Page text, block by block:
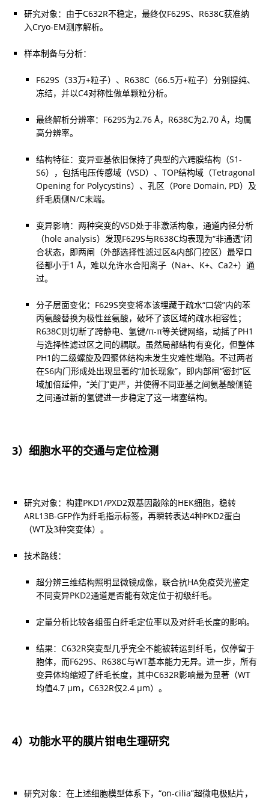
研究对象：由于C632R不稳定，最终仅F629S、R638C获准纳
入Cryo-EM测序解析。
F629S（33万+粒子）、R638C（66.5万+粒子）分别提纯、
冻结，并以C4对称性做单颗粒分析。
最终解析分辨率：F629S为2.76 Å，R638C为2.70 Å，均属
高分辨率。
结构特征：变异亚基依旧保持了典型的六跨膜结构（S1-
S6），包括电压传感域（VSD）、TOP结构域（Tetragonal
Opening for Polycystins）、孔区（Pore Domain, PD）及
纤毛质侧N/C末端。
变异影响：两种突变的VSD处于非激活构象，通道内径分析
（hole analysis）发现F629S与R638C均表现为“非通透”闭
合状态，即两闸（外部选择性滤过区&内部门控区）最窄口
径都小于1 Å，难以允许水合阳离子（Na+、K+、Ca2+）通
过。
分子层面变化：F629S突变将本该埋藏于疏水“口袋”内的苯
丙氨酸替换为极性丝氨酸，破坏了该区域的疏水相容性；
R638C则切断了跨静电、氢键/π-π等关键网络，动摇了PH1
与选择性滤过区之间的耦联。虽然局部结构有变化，但整体
PH1的二级螺旋及四聚体结构未发生灾难性塌陷。不过两者
在S6内门形成处出现显著的“加长现象”，即内部闸“密封”区
域加倍延伸，“关门”更严，并使得不同亚基之间氨基酸侧链
之间通过新的氢键进一步稳定了这一堵塞结构。
3）细胞水平的交通与定位检测
研究对象：构建PKD1/PXD2双基因敲除的HEK细胞，稳转
ARL13B-GFP作为纤毛指示标签，再瞬转表达4种PKD2蛋白
（WT及3种突变体）。
超分辨三维结构照明显微镜成像，联合抗HA免疫荧光鉴定
不同变异PKD2通道是否能有效定位于初级纤毛。
定量分析比较各组蛋白纤毛定位率以及对纤毛长度的影响。
结果：C632R突变型几乎完全不能被转运到纤毛，仅停留于
胞体，而F629S、R638C与WT基本能力无异。进一步，所有
变异体均缩短了纤毛长度，其中C632R影响最为显著（WT
均值4.7 μm，C632R仅2.4 μm）。
4）功能水平的膜片钳电生理研究
研究对象：在上述细胞模型体系下，“on-cilia”超微电极贴片，